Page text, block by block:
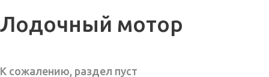
Лодочный мотор
К сожалению, раздел пуст